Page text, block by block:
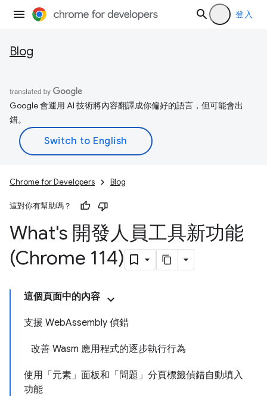
登入
Blog
Google 會運用 AI 技術將內容翻譯成你偏好的語言，但可能會出
錯。
Chrome for Developers Blog
這對你有幫助嗎？
What's 開發人員工具新功能
(Chrome 114)
這個頁面中的內容
支援 WebAssembly 偵錯
改善 Wasm 應用程式的逐步執行行為
使用「元素」面板和「問題」分頁標籤偵錯自動填入
功能